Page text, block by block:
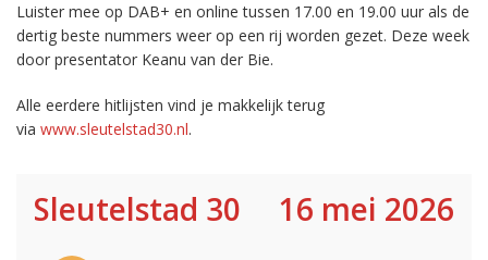
Luister mee op DAB+ en online tussen 17.00 en 19.00 uur als de
dertig beste nummers weer op een rij worden gezet. Deze week
door presentator Keanu van der Bie.
Alle eerdere hitlijsten vind je makkelijk terug
via www.sleutelstad30.nl.
Sleutelstad 30 16 mei 2026